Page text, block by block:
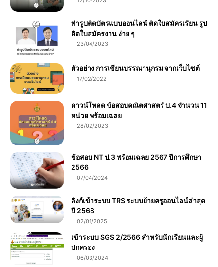
ทำรูปติดบัตรแบบออนไลน์ ติดใบสมัครเรียน รูป
ติดใบสมัครงาน ง่าย ๆ
23/04/2023
ตัวอย่าง การเขียนบรรณานุกรม จากเว็บไซต์
17/02/2022
ดาวน์โหลด ข้อสอบคณิตศาสตร์ ป.4 จำนวน 11
หน่วย พร้อมเฉลย
28/02/2023
ข้อสอบ NT ป.3 พร้อมเฉลย 2567 ปีการศึกษา
2566
07/04/2024
ลิงก์เข้าระบบ TRS ระบบย้ายครูออนไลน์ล่าสุด
ปี 2568
02/01/2025
เข้าระบบ SGS 2/2566 สำหรับนักเรียนและผู้
ปกครอง
06/03/2024